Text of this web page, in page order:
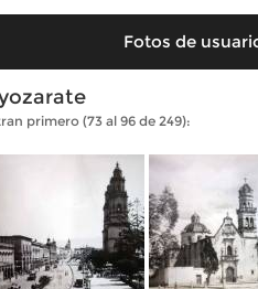
Fotos de
primero (73 al 96 de 249):